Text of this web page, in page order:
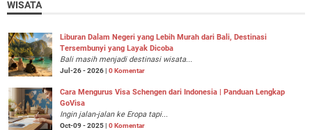
WISATA
Liburan Dalam Negeri yang Lebih Murah dari Bali, Destinasi
Tersembunyi yang Layak Dicoba
Bali masih menjadi destinasi wisata...
Jul-26 - 2026 | 0 Komentar
Cara Mengurus Visa Schengen dari Indonesia | Panduan Lengkap
GoVisa
Ingin jalan-jalan ke Eropa tapi...
Oct-09 - 2025 | 0 Komentar